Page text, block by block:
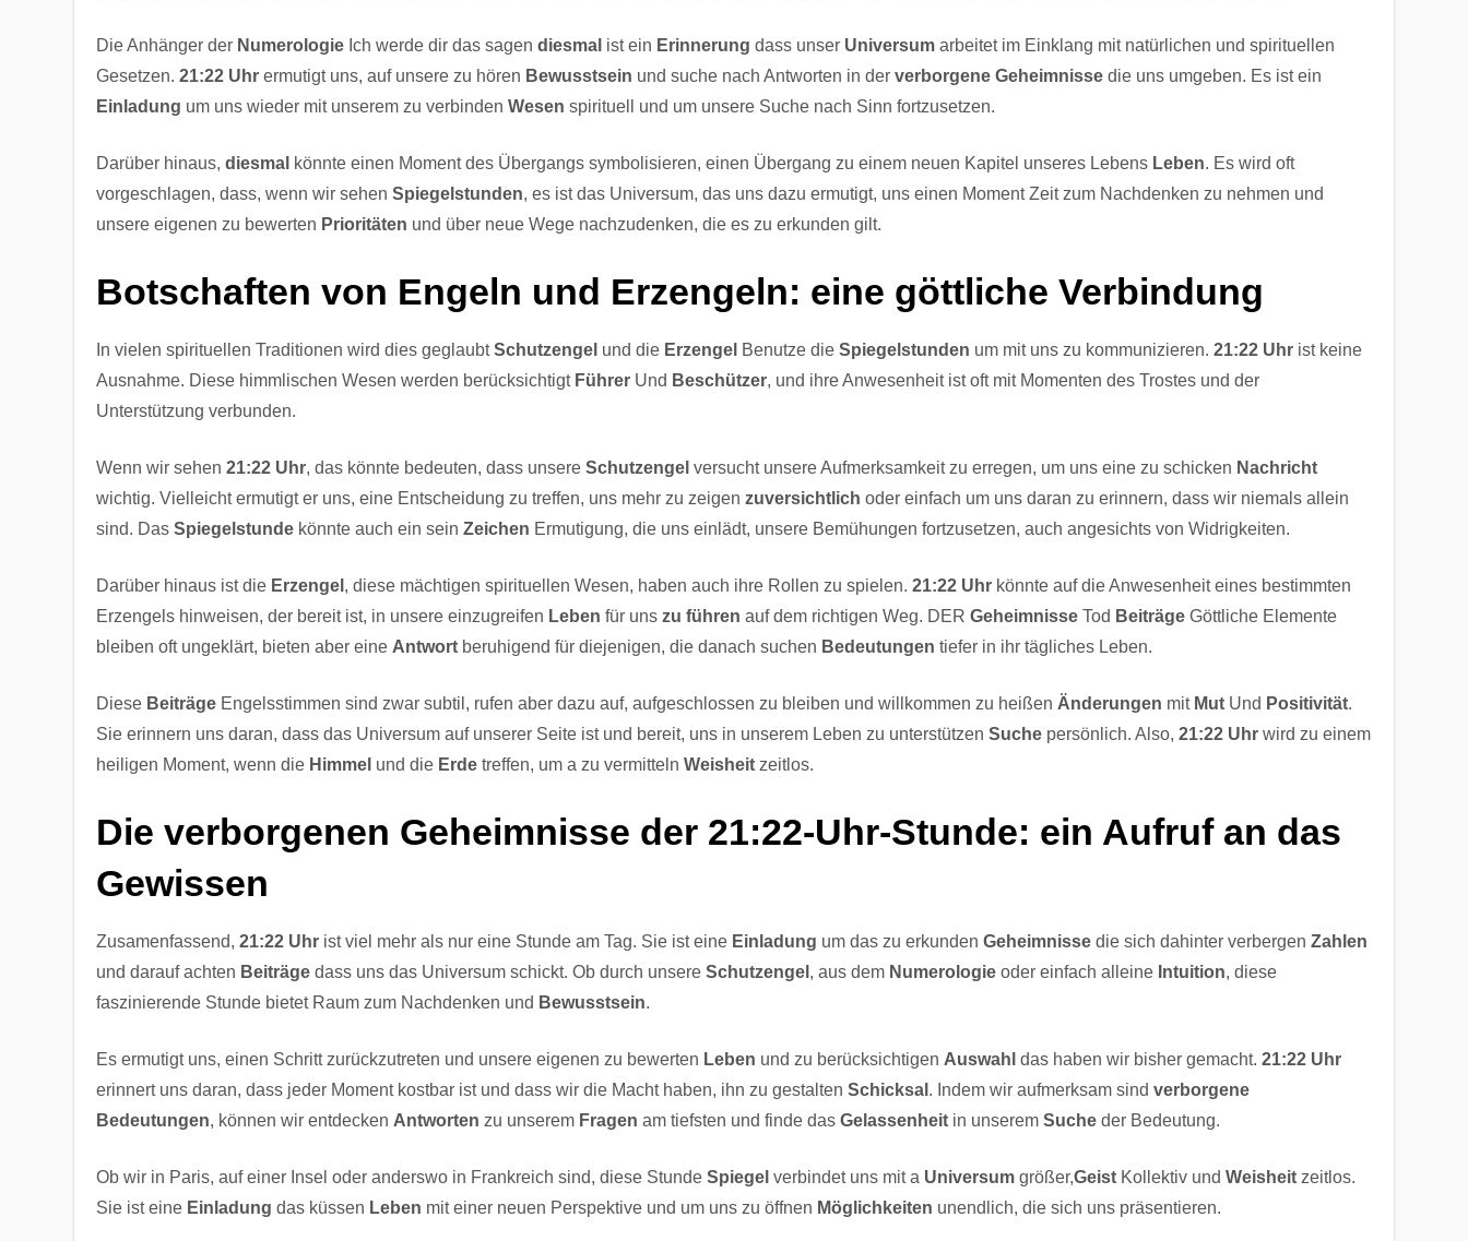
Die Anhänger der Numerologie Ich werde dir das sagendiesmal ist ein Erinnerung dass unser Universum arbeitet im Einklang mit natürlichen und spirituellen
Gesetzen.21:22 Uhr ermutigt uns, auf unsere zu hören Bewusstsein und suche nach Antworten in derverborgene Geheimnisse die uns umgeben. Es ist ein
Einladung um uns wieder mit unserem zu verbindenWesen spirituell und um unsere Suche nach Sinn fortzusetzen.
Darüber hinaus,diesmal könnte einen Moment des Übergangs symbolisieren, einen Übergang zu einem neuen Kapitel unseres Lebens Leben. Es wird oft
vorgeschlagen, dass, wenn wir sehenSpiegelstunden, es ist das Universum, das uns dazu ermutigt, uns einen Moment Zeit zum Nachdenken zu nehmen und
unsere eigenen zu bewerten Prioritäten und über neue Wege nachzudenken, die es zu erkunden gilt.
Botschaften von Engeln und Erzengeln: eine göttliche Verbindung
In vielen spirituellen Traditionen wird dies geglaubtSchutzengel und die Erzengel Benutze dieSpiegelstunden um mit uns zu kommunizieren.21:22 Uhr ist keine
Ausnahme. Diese himmlischen Wesen werden berücksichtigt Führer Und Beschützer, und ihre Anwesenheit ist oft mit Momenten des Trostes und der
Unterstützung verbunden.
Wenn wir sehen21:22 Uhr, das könnte bedeuten, dass unsereSchutzengel versucht unsere Aufmerksamkeit zu erregen, um uns eine zu schicken Nachricht
wichtig. Vielleicht ermutigt er uns, eine Entscheidung zu treffen, uns mehr zu zeigenzuversichtlich oder einfach um uns daran zu erinnern, dass wir niemals allein
sind. DasSpiegelstunde könnte auch ein seinZeichen Ermutigung, die uns einlädt, unsere Bemühungen fortzusetzen, auch angesichts von Widrigkeiten.
Darüber hinaus ist die Erzengel , diese mächtigen spirituellen Wesen, haben auch ihre Rollen zu spielen.21:22 Uhr könnte auf die Anwesenheit eines bestimmten
Erzengels hinweisen, der bereit ist, in unsere einzugreifen Leben für unszu führen auf dem richtigen Weg. DERGeheimnisse Tod Beiträge Göttliche Elemente
bleiben oft ungeklärt, bieten aber eine Antwort beruhigend für diejenigen, die danach suchen Bedeutungen tiefer in ihr tägliches Leben.
Diese Beiträge Engelsstimmen sind zwar subtil, rufen aber dazu auf, aufgeschlossen zu bleiben und willkommen zu heißen Änderungen mit Mut Und Positivität.
Sie erinnern uns daran, dass das Universum auf unserer Seite ist und bereit, uns in unserem Leben zu unterstützenSuche persönlich. Also,21:22 Uhr wird zu einem
heiligen Moment, wenn die Himmel und die Erde treffen, um a zu vermittelnWeisheit zeitlos.
Die verborgenen Geheimnisse der 21:22-Uhr-Stunde: ein Aufruf an das
Gewissen
Zusamenfassend,21:22 Uhr ist viel mehr als nur eine Stunde am Tag. Sie ist eine Einladung um das zu erkundenGeheimnisse die sich dahinter verbergenZahlen
und darauf achten Beiträge dass uns das Universum schickt. Ob durch unsereSchutzengel , aus dem Numerologie oder einfach alleine Intuition, diese
faszinierende Stunde bietet Raum zum Nachdenken und Bewusstsein.
Es ermutigt uns, einen Schritt zurückzutreten und unsere eigenen zu bewerten Leben und zu berücksichtigen Auswahl das haben wir bisher gemacht.21:22 Uhr
erinnert uns daran, dass jeder Moment kostbar ist und dass wir die Macht haben, ihn zu gestaltenSchicksal . Indem wir aufmerksam sindverborgene
Bedeutungen, können wir entdecken Antworten zu unserem Fragen am tiefsten und finde dasGelassenheit in unseremSuche der Bedeutung.
Ob wir in Paris, auf einer Insel oder anderswo in Frankreich sind, diese StundeSpiegel verbindet uns mit a Universum größer,Geist Kollektiv undWeisheit zeitlos.
Sie ist eine Einladung das küssen Leben mit einer neuen Perspektive und um uns zu öffnen Möglichkeiten unendlich, die sich uns präsentieren.